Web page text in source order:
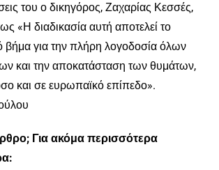
του ο δικηγόρος, Ζαχαρίας Κεσσές,
«Η διαδικασία αυτή αποτελεί το
βήμα για την πλήρη λογοδοσία όλων
και την αποκατάσταση των θυμάτων,
και σε ευρωπαϊκό επίπεδο».
Για ακόμα περισσότερα